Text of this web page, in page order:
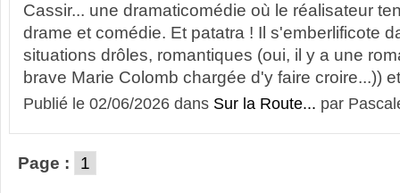
Cassir... une dramaticomédie où le réalisateur
drame et comédie. Et patatra ! Il s'emberlificote
situations drôles, romantiques (oui, il y a une
brave Marie Colomb chargée d'y faire croire...))
Publié le 02/06/2026 dans Sur la Route... par
Page : 1